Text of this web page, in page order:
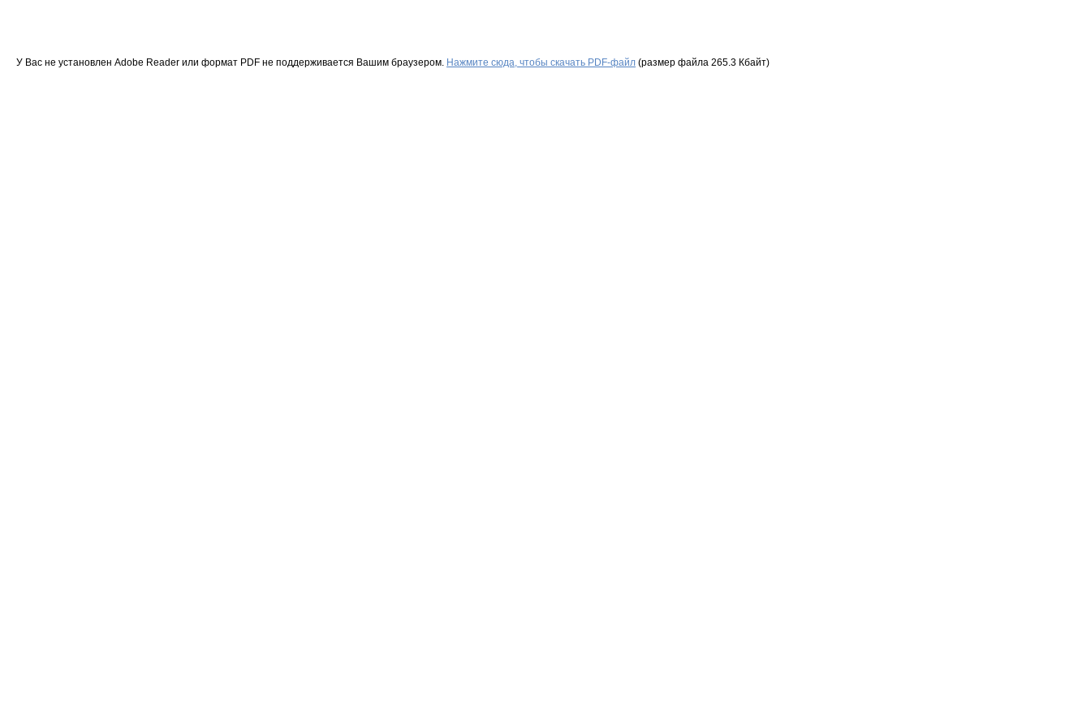
У Вас не установлен Adobe Reader или формат PDF не поддерживается Вашим браузером. Нажмите сюда, чтобы скачать PDF-файл (размер файла 265.3 Кбайт)